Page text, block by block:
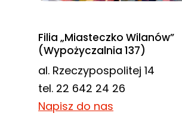
Filia „Miasteczko Wilanów”
(Wypożyczalnia 137)
al. Rzeczypospolitej 14
tel. 22 642 24 26
Napisz do nas